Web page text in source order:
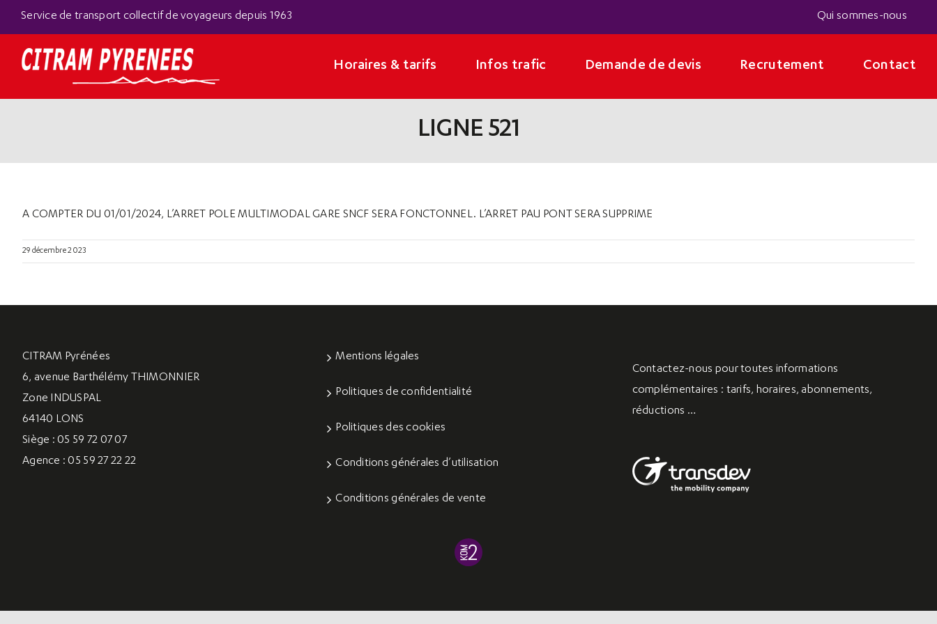
Passer
contenu
Service de transport collectif de voyageurs depuis 1963 Qui sommes-nous
Horaires & tarifs Infos trafic Demande de devis Recrutement Contact
LIGNE 521
A COMPTER DU 01/01/2024, L’ARRET POLE MULTIMODAL GARE SNCF SERA FONCTONNEL. L’ARRET PAU PONT SERA SUPPRIME
29 décembre 2023
CITRAM Pyrénées
6, avenue Barthélémy THIMONNIER
Zone INDUSPAL
64140 LONS
Siège : 05 59 72 07 07
Agence : 05 59 27 22 22
Mentions légales
Politiques de confidentialité
Politiques des cookies
Conditions générales d’utilisation
Conditions générales de vente
Contactez-nous pour toutes informations
complémentaires : tarifs, horaires, abonnements,
réductions …
Panneau de gestion des cookies